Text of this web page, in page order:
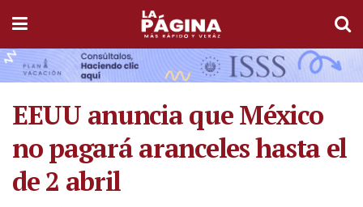
EEUU anuncia que México
no pagará aranceles hasta el
de 2 abril